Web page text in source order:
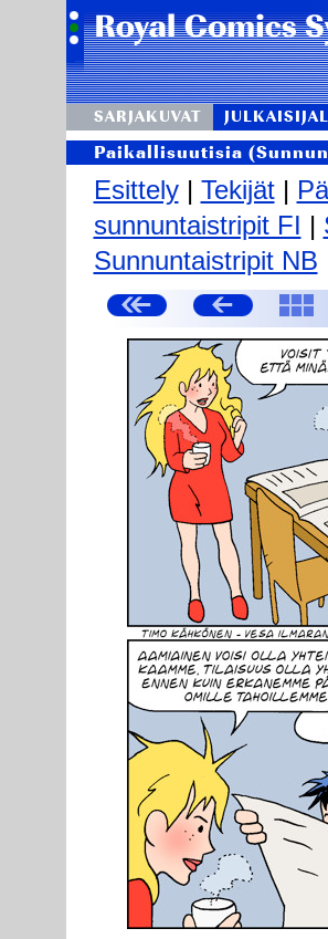
SARJAKUVAT
Paikallisuutisia
Esittely| Tekijät|
sunnuntaistripit FI |
Sunnuntaistripit NB